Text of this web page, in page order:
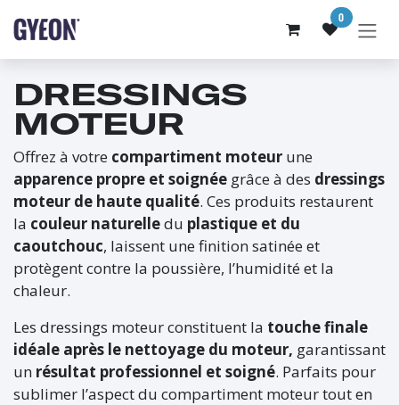
0
DRESSINGS
MOTEUR
Offrez à votre compartiment moteur une
apparence propre et soignée grâce à des dressings
moteur de haute qualité. Ces produits restaurent
la couleur naturelledu plastique et du
caoutchouc, laissent une finition satinée et
protègent contre la poussière, l’humidité et la
chaleur.
Les dressings moteur constituent la touche finale
idéale après le nettoyage du moteur, garantissant
un résultat professionnel et soigné. Parfaits pour
sublimer l’aspect du compartiment moteur tout en